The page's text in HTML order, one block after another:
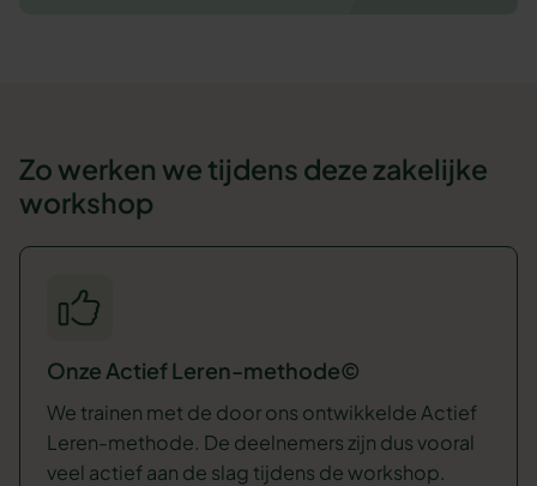
Zo werken we tijdens deze zakelijke
workshop
Onze Actief Leren-methode©
We trainen met de door ons ontwikkelde Actief
Leren-methode. De deelnemers zijn dus vooral
veel actief aan de slag tijdens de workshop.